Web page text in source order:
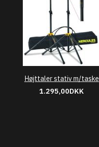
Højttaler stativ m/taske
1.295,00DKK